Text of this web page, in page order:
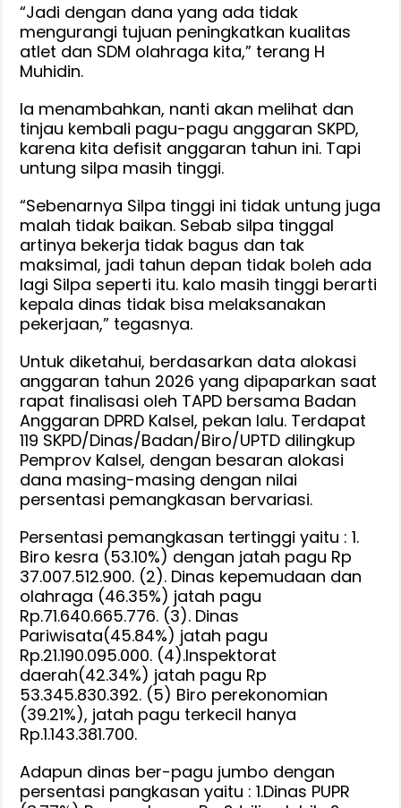
“Jadi dengan dana yang ada tidak
mengurangi tujuan peningkatkan kualitas
atlet dan SDM olahraga kita,” terang H
Muhidin.
Ia menambahkan, nanti akan melihat dan
tinjau kembali pagu-pagu anggaran SKPD,
karena kita defisit anggaran tahun ini. Tapi
untung silpa masih tinggi.
“Sebenarnya Silpa tinggi ini tidak untung juga
malah tidak baikan. Sebab silpa tinggal
artinya bekerja tidak bagus dan tak
maksimal, jadi tahun depan tidak boleh ada
lagi Silpa seperti itu. kalo masih tinggi berarti
kepala dinas tidak bisa melaksanakan
pekerjaan,” tegasnya.
Untuk diketahui, berdasarkan data alokasi
anggaran tahun 2026 yang dipaparkan saat
rapat finalisasi oleh TAPD bersama Badan
Anggaran DPRD Kalsel, pekan lalu. Terdapat
119 SKPD/Dinas/Badan/Biro/UPTD dilingkup
Pemprov Kalsel, dengan besaran alokasi
dana masing-masing dengan nilai
persentasi pemangkasan bervariasi.
Persentasi pemangkasan tertinggi yaitu : 1.
Biro kesra (53.10%) dengan jatah pagu Rp
37.007.512.900. (2). Dinas kepemudaan dan
olahraga (46.35%) jatah pagu
Rp.71.640.665.776. (3). Dinas
Pariwisata(45.84%) jatah pagu
Rp.21.190.095.000. (4).Inspektorat
daerah(42.34%) jatah pagu Rp
53.345.830.392. (5) Biro perekonomian
(39.21%), jatah pagu terkecil hanya
Rp.1.143.381.700.
Adapun dinas ber-pagu jumbo dengan
persentasi pangkasan yaitu : 1.Dinas PUPR